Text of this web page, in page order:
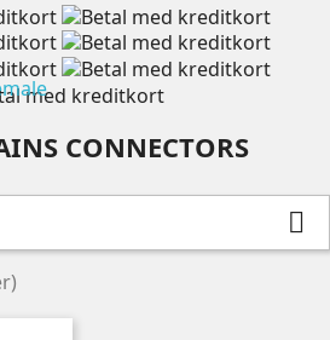
CONNECTORS
